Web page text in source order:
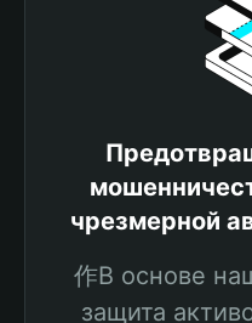
чрезмерной
作В основе
защита